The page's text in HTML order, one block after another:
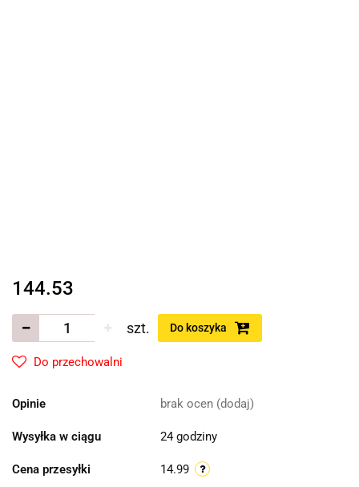
144.53
szt. Do koszyka
Do przechowalni
Opinie brak ocen (dodaj)
Wysyłka w ciągu 24 godziny
Cena przesyłki 14.99